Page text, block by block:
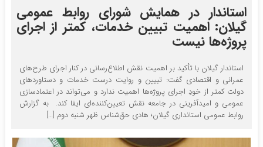
استاندار در همایش شورای روابط عمومی‌
گیلان: اهمیت تبیین خدمات، کمتر از اجرای
پروژه‌ها نیست
استاندار گیلان با تأکید بر اهمیت نقش اطلاع‌رسانی در کنار اجرای طرح‌های
عمرانی و اقتصادی گفت: تبیین و روایت درست خدمات و دستاوردهای
دولت کمتر از خودِ اجرای پروژه‌ها اهمیت ندارد و می‌تواند در اعتمادسازی
عمومی و امیدآفرینی در جامعه نقش تعیین‌کننده‌ای ایفا کند. به گزارش
روابط عمومی استانداری گیلان؛ هادی حق‌شناس ظهر شنبه دوم […]